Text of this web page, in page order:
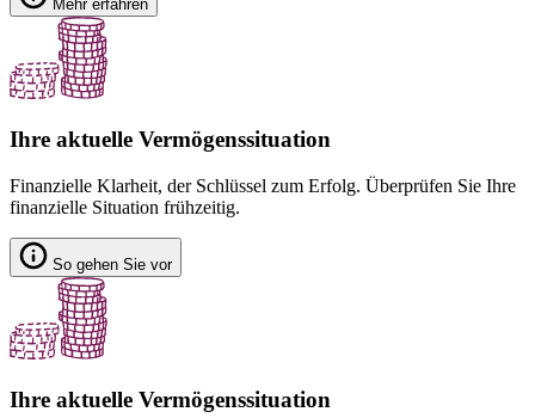
Mehr erfahren
Ihre aktuelle Vermögenssituation
Finanzielle Klarheit, der Schlüssel zum Erfolg. Überprüfen Sie Ihre
finanzielle Situation frühzeitig.
So gehen Sie vor
Ihre aktuelle Vermögenssituation